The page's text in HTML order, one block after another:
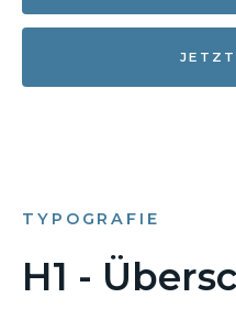
JETZT
TYPOGRAFIE
H1 -